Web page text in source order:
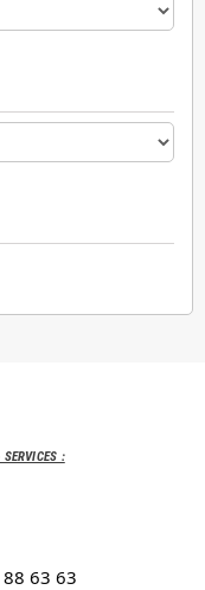
SERVICES :
63 63